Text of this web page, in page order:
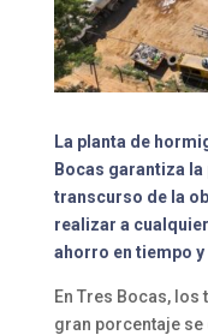
La planta de
Bocas garantiza
transcurso de la
realizar a
ahorro en tiempo
En Tres Bocas, los
gran porcentaje se